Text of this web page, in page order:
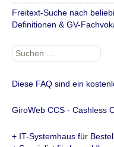
Freitext-Suche nach
Definitionen & GV-
Suchen
Diese FAQ sind ein
GiroWeb CCS - Cashless
+ IT-Systemhaus für